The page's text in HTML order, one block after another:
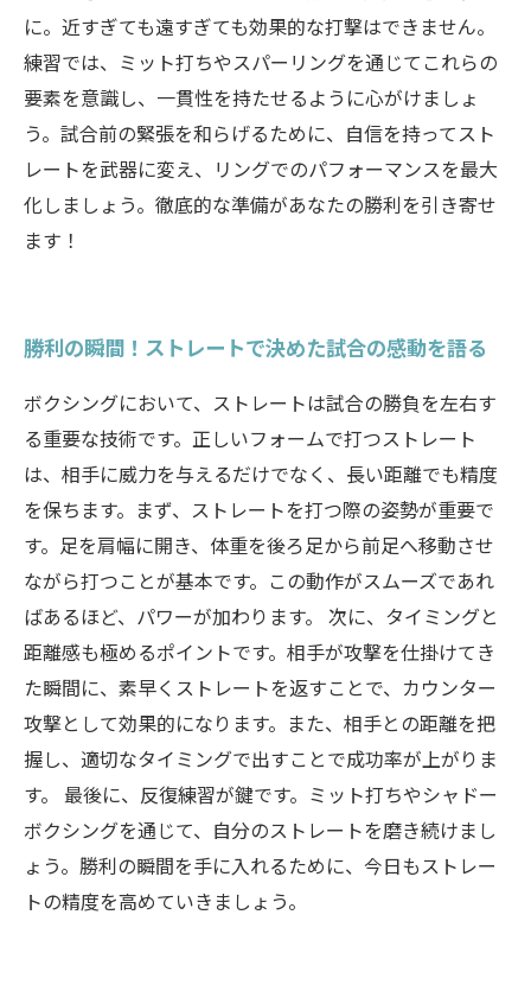
に。近すぎても遠すぎても効果的な打撃はできません。
練習では、ミット打ちやスパーリングを通じてこれらの
要素を意識し、一貫性を持たせるように心がけましょ
う。試合前の緊張を和らげるために、自信を持ってスト
レートを武器に変え、リングでのパフォーマンスを最大
化しましょう。徹底的な準備があなたの勝利を引き寄せ
ます！
勝利の瞬間！ストレートで決めた試合の感動を語る
ボクシングにおいて、ストレートは試合の勝負を左右す
る重要な技術です。正しいフォームで打つストレート
は、相手に威力を与えるだけでなく、長い距離でも精度
を保ちます。まず、ストレートを打つ際の姿勢が重要で
す。足を肩幅に開き、体重を後ろ足から前足へ移動させ
ながら打つことが基本です。この動作がスムーズであれ
ばあるほど、パワーが加わります。 次に、タイミングと
距離感も極めるポイントです。相手が攻撃を仕掛けてき
た瞬間に、素早くストレートを返すことで、カウンター
攻撃として効果的になります。また、相手との距離を把
握し、適切なタイミングで出すことで成功率が上がりま
す。 最後に、反復練習が鍵です。ミット打ちやシャドー
ボクシングを通じて、自分のストレートを磨き続けまし
ょう。勝利の瞬間を手に入れるために、今日もストレー
トの精度を高めていきましょう。